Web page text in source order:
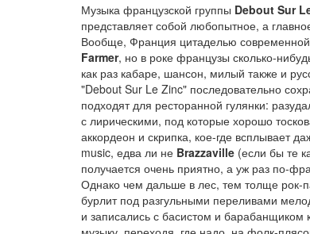
Музыка французской группы Debout Sur
представляет собой любопытное, а
Вообще, Франция цитаделью
Farmer, но в роке французы сколько-
как раз кабаре, шансон, милый также и
"Debout Sur Le Zinc" последовательно
подходят для ресторанной гулянки:
с лирическими, под которые хорошо
аккордеон и скрипка, кое-где всплывает
music, едва ли не Brazzaville (если бы те
получается очень приятно, а уж раз по-
Однако чем дальше в лес, тем толще рок-
бурлит под разгульными переливами
и записались с басистом и барабанщиком